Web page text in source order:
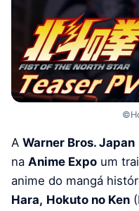
A Warner Bros. Japan
na Anime Expo um
anime do mangá
Hara, Hokuto no Ken